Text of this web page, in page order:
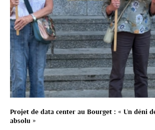
Projet de data center au Bourget : « Un déni
absolu »